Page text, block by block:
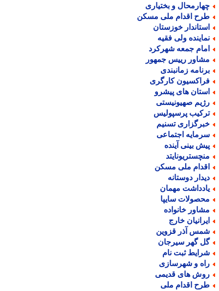
و بختیاری
اقدام ملی مسکن
خوزستان
ولی فقیه
جمعه شهرکرد
رییس جمهور
زمانبندی
کارگری
های پیشرو
صهیونیستی
پرسپولیس
تسنیم
اجتماعی
بینی آینده
ملی مسکن
دوستانه
مهمان
سایپا
خانواده
خارج
آذر قزوین
گهر سیرجان
ثبت نام
و شهرسازی
های قدیمی
اقدام ملی